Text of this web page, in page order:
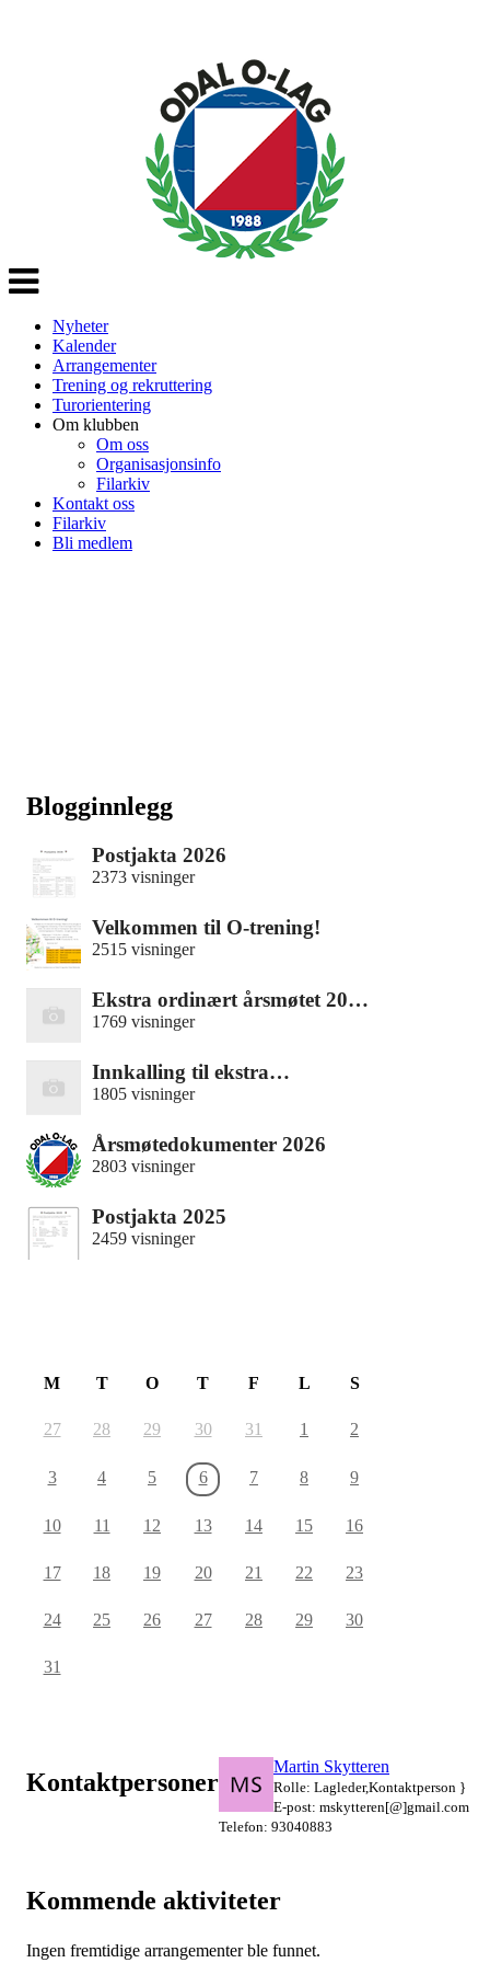
Veksle
navigasjon
Nyheter
Kalender
Arrangementer
Trening og rekruttering
Turorientering
Om klubben
Om oss
Organisasjonsinfo
Filarkiv
Kontakt oss
Filarkiv
Bli medlem
Blogginnlegg
Postjakta 2026
2373 visninger
Velkommen til O-trening!
2515 visninger
Ekstra ordinært årsmøtet 20…
1769 visninger
Innkalling til ekstra…
1805 visninger
Årsmøtedokumenter 2026
2803 visninger
Postjakta 2025
2459 visninger
M T O T F L S
27 28 29 30 31 1 2
3 4 5 6 7 8 9
10 11 12 13 14 15 16
17 18 19 20 21 22 23
24 25 26 27 28 29 30
31
Kontaktpersoner
Martin Skytteren
Rolle: Lagleder,Kontaktperson }
E-post: mskytteren[@]gmail.com
Telefon: 93040883
Kommende aktiviteter
Ingen fremtidige arrangementer ble funnet.